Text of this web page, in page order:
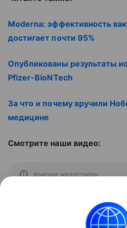
Moderna: эффективность
достигает почти 95%
Опубликованы результаты
Pfizer-BioNTech
За что и почему вручили
медицине
Смотрите наши видео:
Контент недоступен